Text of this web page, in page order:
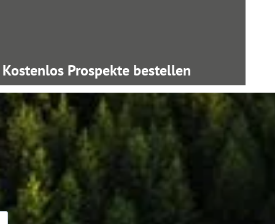
Kostenlos Prospekte bestellen